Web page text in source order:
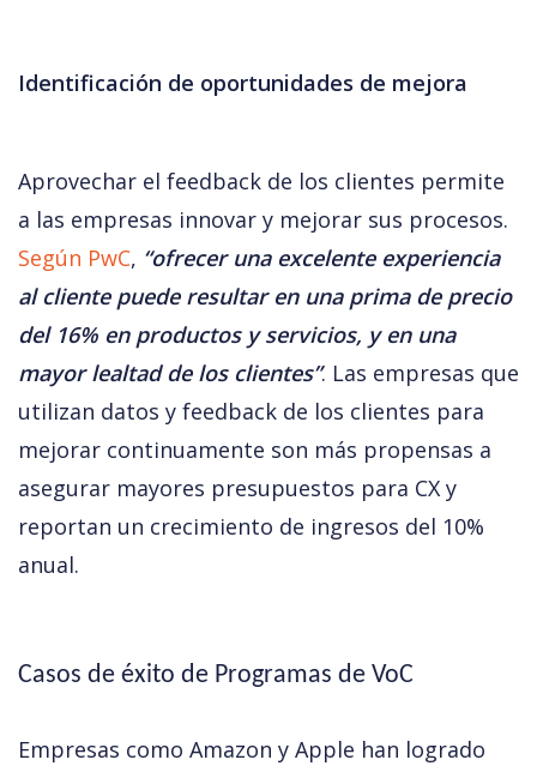
Identificación de oportunidades de mejora
Aprovechar el feedback de los clientes permite
Según PwC, “ofrecer una excelente experiencia
al cliente puede resultar en una prima de precio
del 16% en productos y servicios, y en una
mayor lealtad de los clientes​”. Las empresas que
utilizan datos y feedback de los clientes para
mejorar continuamente son más propensas a
asegurar mayores presupuestos para CX y
reportan un crecimiento de ingresos del 10%
anual​.
Casos de éxito de Programas de VoC
Empresas como Amazon y Apple han logrado